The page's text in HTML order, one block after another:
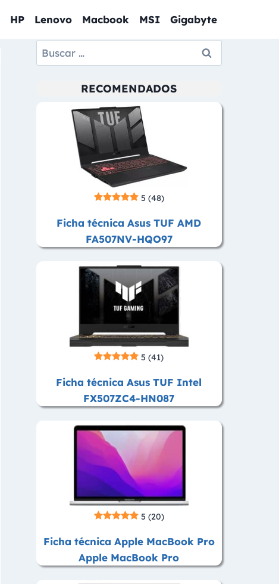
HP Lenovo Macbook MSI Gigabyte
Buscar:
RECOMENDADOS
5 (48)
Ficha técnica Asus TUF AMD
FA507NV-HQO97
5 (41)
Ficha técnica Asus TUF Intel
FX507ZC4-HN087
5 (20)
Ficha técnica Apple MacBook Pro
Apple MacBook Pro